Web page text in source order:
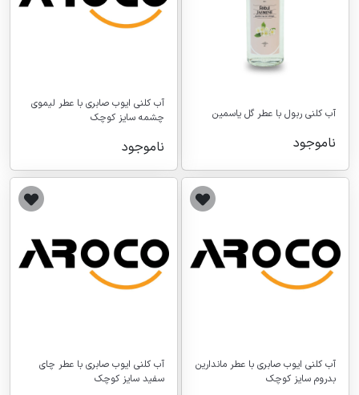
آب کلنی ربول با عطر گل یاسمین
ناموجود
آب کلنی ایوب صابری با عطر لیموی
چشمه سایز کوچک
ناموجود
آب کلنی ایوب صابری با عطر ماندارین
بدروم سایز کوچک
آب کلنی ایوب صابری با عطر چای
سفید سایز کوچک